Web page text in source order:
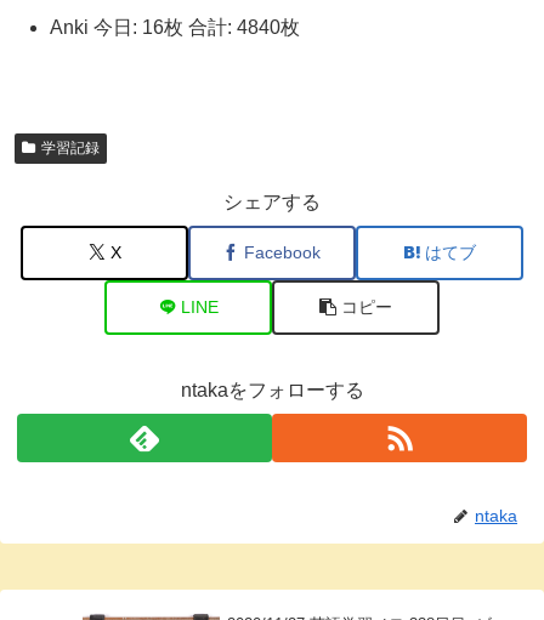
Anki 今日: 16枚 合計: 4840枚
学習記録
シェアする
X Facebook はてブ
LINE コピー
ntakaをフォローする
ntaka